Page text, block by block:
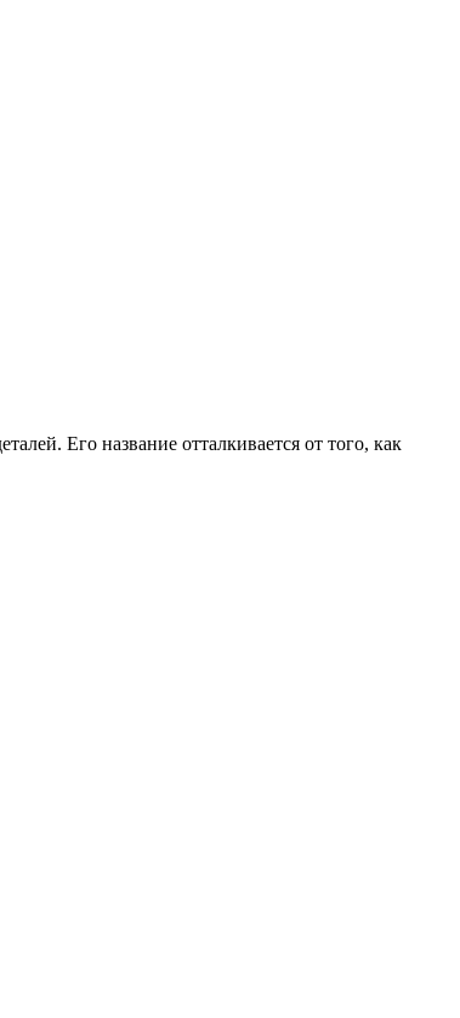
Его название отталкивается от того, как